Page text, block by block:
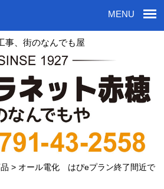
MENU
事、街のなんでも屋
> オール電化 はぴeプラン終了間近で